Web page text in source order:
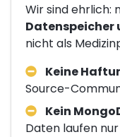
Wir sind ehrlich:
Datenspeicher
nicht als
Keine
Source-
Kein
Daten laufen nur